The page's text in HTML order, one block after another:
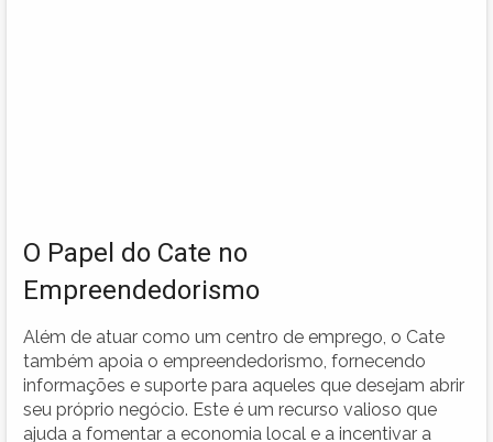
O Papel do Cate no
Empreendedorismo
Além de atuar como um centro de emprego, o Cate
também apoia o empreendedorismo, fornecendo
informações e suporte para aqueles que desejam abrir
seu próprio negócio. Este é um recurso valioso que
ajuda a fomentar a economia local e a incentivar a